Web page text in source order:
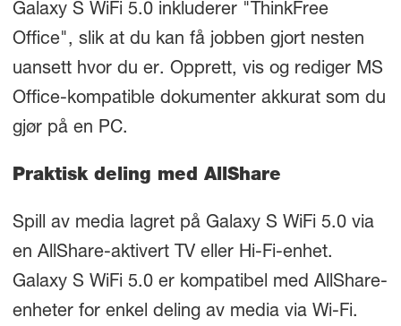
Galaxy S WiFi 5.0 inkluderer "ThinkFree
Office", slik at du kan få jobben gjort nesten
uansett hvor du er. Opprett, vis og rediger MS
Office-kompatible dokumenter akkurat som du
gjør på en PC.
Praktisk deling med AllShare
Spill av media lagret på Galaxy S WiFi 5.0 via
en AllShare-aktivert TV eller Hi-Fi-enhet.
Galaxy S WiFi 5.0 er kompatibel med AllShare-
enheter for enkel deling av media via Wi-Fi.